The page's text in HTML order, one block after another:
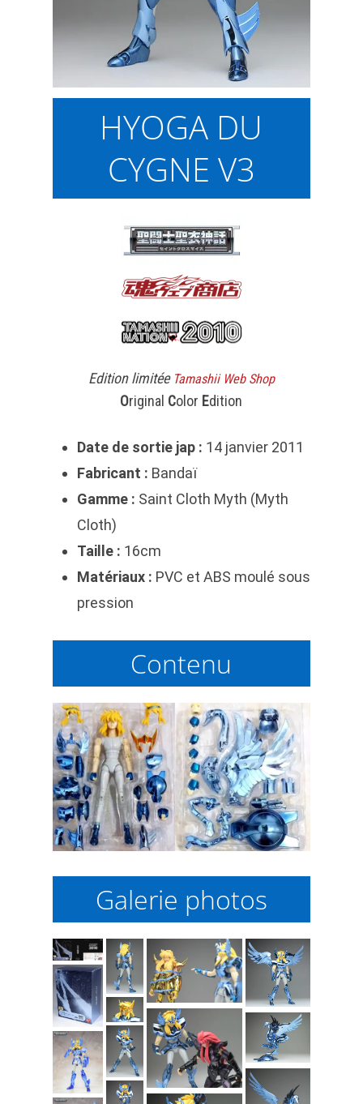
HYOGA DU
CYGNE V3
Edition limitée Tamashii Web Shop
Original Color Edition
Date de sortie jap : 14 janvier 2011
Fabricant : Bandaï
Gamme : Saint Cloth Myth (Myth
Cloth)
Taille : 16cm
Matériaux : PVC et ABS moulé sous
pression
Contenu
Galerie photos